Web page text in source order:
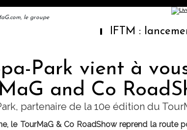
le groupe
IFTM : lancement des
Park vient à
and Co
partenaire de la 10e édition du
le TourMaG & Co RoadShow reprend la route